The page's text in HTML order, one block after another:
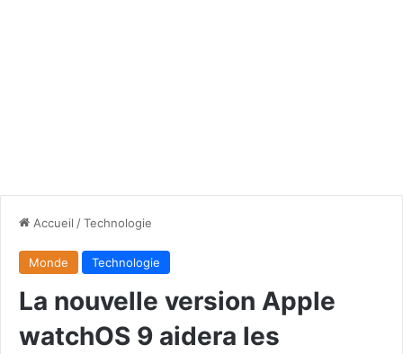
Accueil /Technologie
Monde Technologie
La nouvelle version Apple
watchOS 9 aidera les